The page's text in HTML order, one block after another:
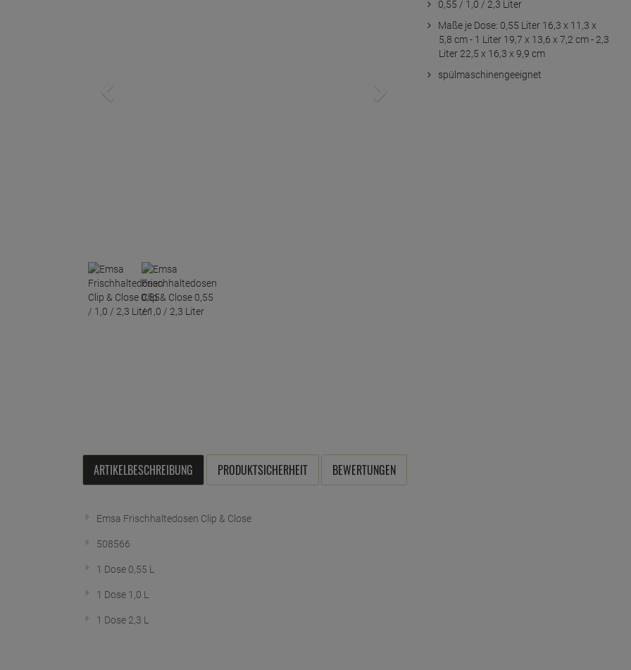
0,55 / 1,0 / 2,3 Liter
Maße je Dose: 0,55 Liter 16,3 x 11,3 x
5,8 cm - 1 Liter 19,7 x 13,6 x 7,2 cm - 2,3
Liter 22,5 x 16,3 x 9,9 cm
spülmaschinengeeignet
ARTIKELBESCHREIBUNG PRODUKTSICHERHEIT BEWERTUNGEN
Emsa Frischhaltedosen Clip & Close
508566
1 Dose 0,55 L
1 Dose 1,0 L
1 Dose 2,3 L